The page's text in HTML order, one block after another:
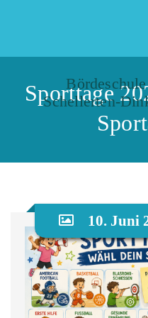
Bördeschule
Schellerten-
Sporttage
10. Juni